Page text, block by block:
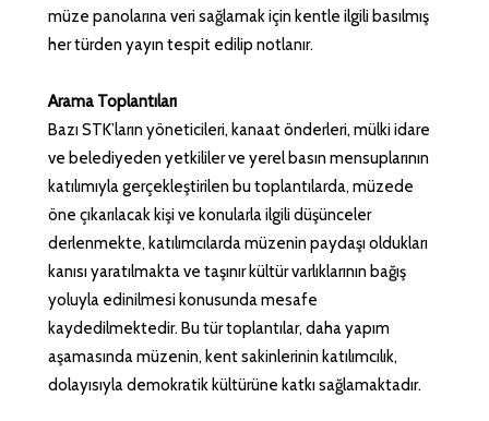
müze panolarına veri sağlamak için kentle ilgili basılmış
her türden yayın tespit edilip notlanır.
Arama Toplantıları
Bazı STK’ların yöneticileri, kanaat önderleri, mülki idare
ve belediyeden yetkililer ve yerel basın mensuplarının
katılımıyla gerçekleştirilen bu toplantılarda, müzede
öne çıkarılacak kişi ve konularla ilgili düşünceler
derlenmekte, katılımcılarda müzenin paydaşı oldukları
kanısı yaratılmakta ve taşınır kültür varlıklarının bağış
yoluyla edinilmesi konusunda mesafe
kaydedilmektedir. Bu tür toplantılar, daha yapım
aşamasında müzenin, kent sakinlerinin katılımcılık,
dolayısıyla demokratik kültürüne katkı sağlamaktadır.